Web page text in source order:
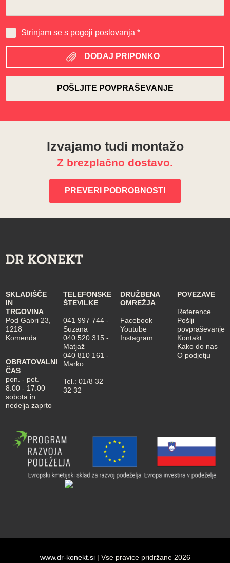
Strinjam se s pogoji poslovanja *
DODAJ PRIPONKO
Izvajamo tudi montažo
Z brezplačno dostavo.
PREVERI PODROBNOSTI
SKLADIŠČE
IN
TRGOVINA
Pod Gabri 23,
1218
Komenda
OBRATOVALNI
ČAS
pon. - pet.
8:00 - 17:00
sobota in
nedelja zaprto
TELEFONSKE
ŠTEVILKE
041 997 744-
Suzana
040 520 315-
Matjaž
040 810 161 -
Marko
Tel.: 01/8 32
32 32
DRUŽBENA
OMREŽJA
Facebook
Youtube
Instagram
POVEZAVE
Reference
Pošlji
povpraševanje
Kontakt
Kako do nas
O podjetju
www.dr-konekt.si| Vse pravice pridržane 2026